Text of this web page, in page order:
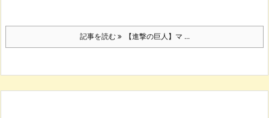
記事を読む 【進撃の巨人】マ ...